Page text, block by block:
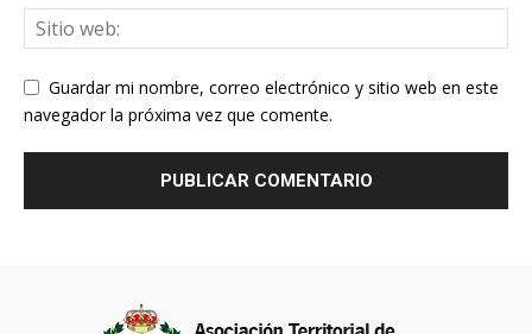
Guardar mi nombre, correo electrónico y sitio web en este
navegador la próxima vez que comente.